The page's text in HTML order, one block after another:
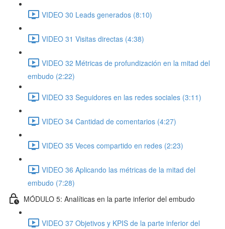
VIDEO 30 Leads generados (8:10)
VIDEO 31 Visitas directas (4:38)
VIDEO 32 Métricas de profundización en la mitad del
embudo (2:22)
VIDEO 33 Seguidores en las redes sociales (3:11)
VIDEO 34 Cantidad de comentarios (4:27)
VIDEO 35 Veces compartido en redes (2:23)
VIDEO 36 Aplicando las métricas de la mitad del
embudo (7:28)
MÓDULO 5: Analíticas en la parte inferior del embudo
VIDEO 37 Objetivos y KPIS de la parte inferior del